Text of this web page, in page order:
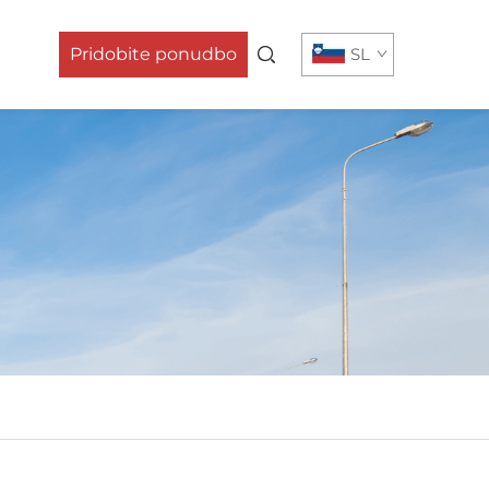
Pridobite ponudbo SL